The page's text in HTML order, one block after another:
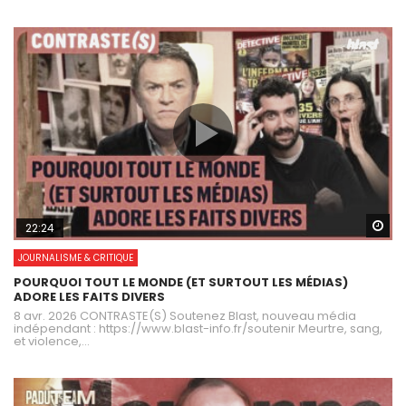
22:24
JOURNALISME & CRITIQUE
POURQUOI TOUT LE MONDE (ET SURTOUT LES MÉDIAS)
ADORE LES FAITS DIVERS
8 avr. 2026 CONTRASTE(S) Soutenez Blast, nouveau média
indépendant : https://www.blast-info.fr/soutenir Meurtre, sang,
et violence,...